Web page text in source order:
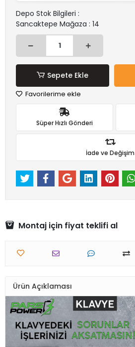
Depo Stok Bilgileri :
Sancaktepe Mağaza : 14
Sepete Ekle
Favorilerime ekle
Süper Hızlı Gönderi
İade ve Değişim
Montaj için fiyat teklifi al
Ürün Açıklaması